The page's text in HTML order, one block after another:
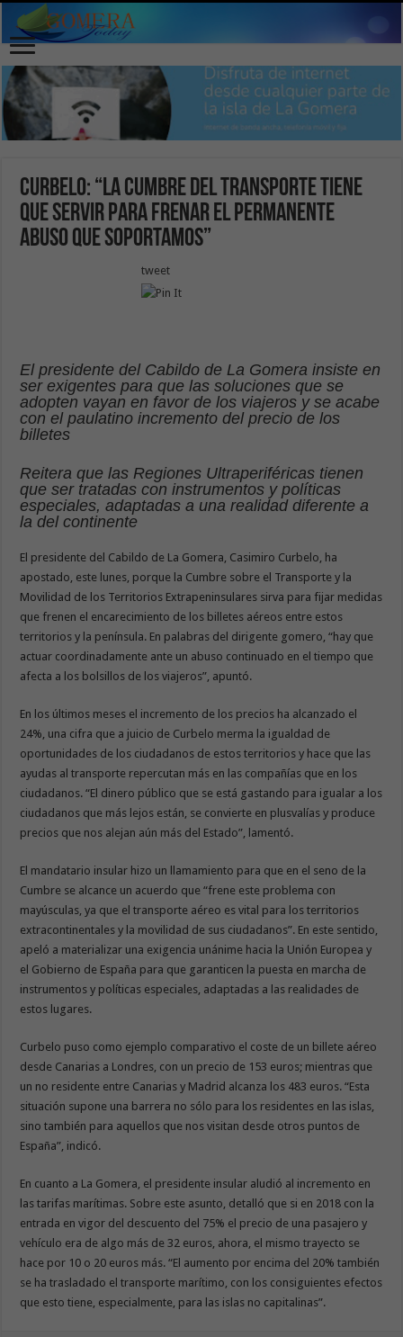
Curbelo: “La Cumbre del Transporte tiene
que servir para frenar el permanente
abuso que soportamos”
tweet
El presidente del Cabildo de La Gomera insiste en
ser exigentes para que las soluciones que se
adopten vayan en favor de los viajeros y se acabe
con el paulatino incremento del precio de los
billetes
Reitera que las Regiones Ultraperiféricas tienen
que ser tratadas con instrumentos y políticas
especiales, adaptadas a una realidad diferente a
la del continente
El presidente del Cabildo de La Gomera, Casimiro Curbelo, ha
apostado, este lunes, porque la Cumbre sobre el Transporte y la
Movilidad de los Territorios Extrapeninsulares sirva para fijar medidas
que frenen el encarecimiento de los billetes aéreos entre estos
territorios y la península. En palabras del dirigente gomero, “hay que
actuar coordinadamente ante un abuso continuado en el tiempo que
afecta a los bolsillos de los viajeros”, apuntó.
En los últimos meses el incremento de los precios ha alcanzado el
24%, una cifra que a juicio de Curbelo merma la igualdad de
oportunidades de los ciudadanos de estos territorios y hace que las
ayudas al transporte repercutan más en las compañías que en los
ciudadanos. “El dinero público que se está gastando para igualar a los
ciudadanos que más lejos están, se convierte en plusvalías y produce
precios que nos alejan aún más del Estado”, lamentó.
El mandatario insular hizo un llamamiento para que en el seno de la
Cumbre se alcance un acuerdo que “frene este problema con
mayúsculas, ya que el transporte aéreo es vital para los territorios
extracontinentales y la movilidad de sus ciudadanos”. En este sentido,
apeló a materializar una exigencia unánime hacia la Unión Europea y
el Gobierno de España para que garanticen la puesta en marcha de
instrumentos y políticas especiales, adaptadas a las realidades de
estos lugares.
Curbelo puso como ejemplo comparativo el coste de un billete aéreo
desde Canarias a Londres, con un precio de 153 euros; mientras que
un no residente entre Canarias y Madrid alcanza los 483 euros. “Esta
situación supone una barrera no sólo para los residentes en las islas,
sino también para aquellos que nos visitan desde otros puntos de
España”, indicó.
En cuanto a La Gomera, el presidente insular aludió al incremento en
las tarifas marítimas. Sobre este asunto, detalló que si en 2018 con la
entrada en vigor del descuento del 75% el precio de una pasajero y
vehículo era de algo más de 32 euros, ahora, el mismo trayecto se
hace por 10 o 20 euros más. “El aumento por encima del 20% también
se ha trasladado el transporte marítimo, con los consiguientes efectos
que esto tiene, especialmente, para las islas no capitalinas”.